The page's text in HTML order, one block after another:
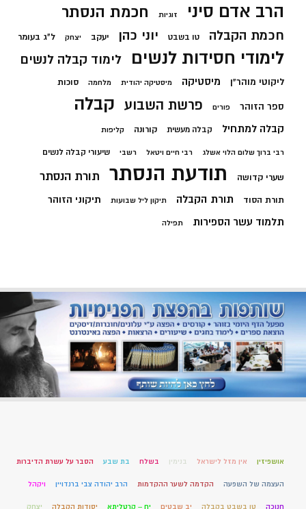
הרב אדם סיני זוגיות חכמת הנסתר
חכמת הקבלה טו בשבט יוני כהן יעקב יצחק ל"ג בעומר
לימודי חסידות לנשים לימוד קבלה לנשים
ליקוטי מוהר"ן מיסטיקה מיסטיקה יהודית מלחמה סוכות
ספר הזוהר פורים פרשת השבוע קבלה
קבלה למתחיל קבלה מעשית קורונה קליפות
רבי ברוך שלום הלוי אשלג רבי חיים ויטאל רשבי שיעורי קבלה לנשים
שערי קדושה תודעת הנסתר תורת הנסתר
תורת הסוד תורת הקבלה תיקון ליל שבועות תיקוני הזוהר
תלמוד עשר הספירות תפילה
אושפיזין אין מזל לישראל בנימין בשלח בת שבע הסבר על עשרת הדיברות
העצמה של השפעה הקדמה לשער ההקדמות הרב יהודה צבי ברנדויין ויקהל
חנוכה טו בשבט בקבלה יב שבטים יח – קרטליתא יסודות הקבלה יצחק